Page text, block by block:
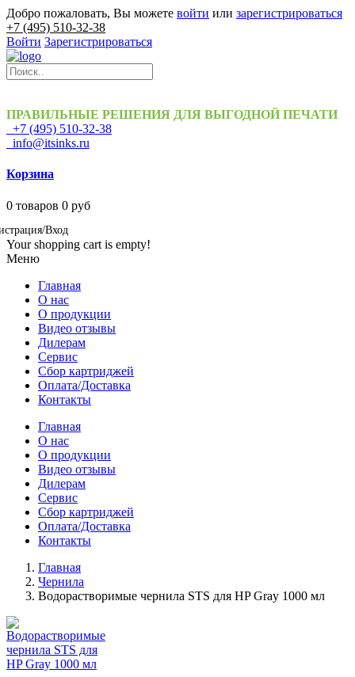
Добро пожаловать, Вы можете войти или зарегистрироваться
+7 (495) 510-32-38
Войти Зарегистрироваться
ПРАВИЛЬНЫЕ РЕШЕНИЯ ДЛЯ ВЫГОДНОЙ ПЕЧАТИ
+7 (495) 510-32-38
info@itsinks.ru
Корзина
0 товаров 0 руб
Вход
Your shopping cart is empty!
Меню
Главная
О нас
О продукции
Видео отзывы
Дилерам
Сервис
Сбор картриджей
Оплата/Доставка
Контакты
Главная
О нас
О продукции
Видео отзывы
Дилерам
Сервис
Сбор картриджей
Оплата/Доставка
Контакты
Главная
Чернила
Водорастворимые чернила STS для HP Gray 1000 мл